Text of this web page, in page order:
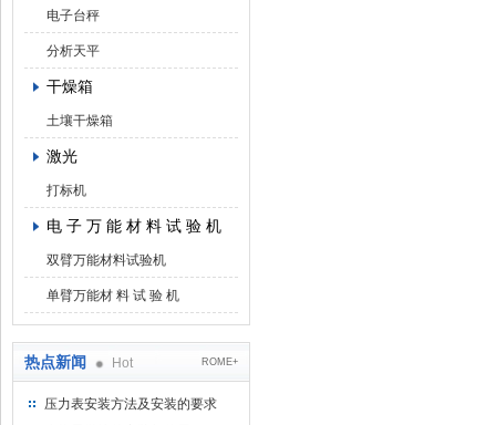
电子台秤
分析天平
干燥箱
土壤干燥箱
激光
打标机
电 子 万 能 材 料 试 验 机
双臂万能材料试验机
单臂万能材 料 试 验 机
热点新闻 Hot ROME+
压力表安装方法及安装的要求